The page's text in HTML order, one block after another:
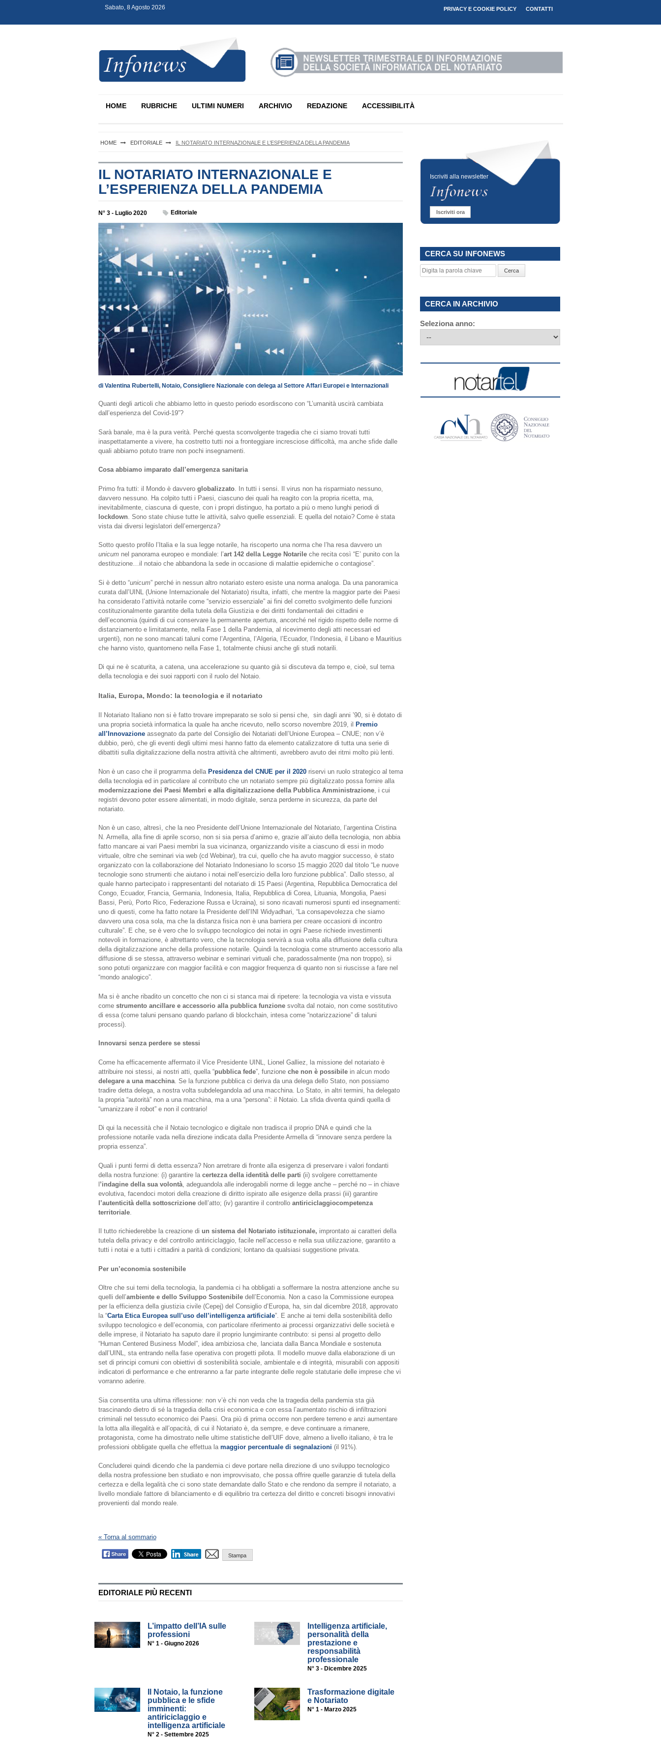
PRIVACY E COOKIE POLICY CONTATTI
Sabato, 8 Agosto 2026
HOME RUBRICHE ULTIMI NUMERI ARCHIVIO REDAZIONE ACCESSIBILITÀ
HOME EDITORIALE IL NOTARIATO INTERNAZIONALE E L’ESPERIENZA DELLA PANDEMIA
IL NOTARIATO INTERNAZIONALE E
L’ESPERIENZA DELLA PANDEMIA
N° 3 - Luglio 2020 Editoriale
di Valentina Rubertelli, Notaio, Consigliere Nazionale con delega al Settore Affari Europei e Internazionali
Quanti degli articoli che abbiamo letto in questo periodo esordiscono con “L’umanità uscirà cambiata
dall’esperienza del Covid-19”?
Sarà banale, ma è la pura verità. Perché questa sconvolgente tragedia che ci siamo trovati tutti
inaspettatamente a vivere, ha costretto tutti noi a fronteggiare incresciose difficoltà, ma anche sfide dalle
quali abbiamo potuto trarre non pochi insegnamenti.
Cosa abbiamo imparato dall’emergenza sanitaria
Primo fra tutti: il Mondo è davvero globalizzato. In tutti i sensi. Il virus non ha risparmiato nessuno,
davvero nessuno. Ha colpito tutti i Paesi, ciascuno dei quali ha reagito con la propria ricetta, ma,
inevitabilmente, ciascuna di queste, con i propri distinguo, ha portato a più o meno lunghi periodi di
lockdown . Sono state chiuse tutte le attività, salvo quelle essenziali. E quella del notaio? Come è stata
vista dai diversi legislatori dell’emergenza?
Sotto questo profilo l’Italia e la sua legge notarile, ha riscoperto una norma che l’ha resa davvero un
unicumnel panorama europeo e mondiale: l’art 142 della Legge Notarileche recita così “E’ punito con la
destituzione…il notaio che abbandona la sede in occasione di malattie epidemiche o contagiose”.
Si è detto “unicum” perché in nessun altro notariato estero esiste una norma analoga. Da una panoramica
curata dall’UINL (Unione Internazionale del Notariato) risulta, infatti, che mentre la maggior parte dei Paesi
ha considerato l’attività notarile come “servizio essenziale” ai fini del corretto svolgimento delle funzioni
costituzionalmente garantite della tutela della Giustizia e dei diritti fondamentali dei cittadini e
dell’economia (quindi di cui conservare la permanente apertura, ancorché nel rigido rispetto delle norme di
distanziamento e limitatamente, nella Fase 1 della Pandemia, al ricevimento degli atti necessari ed
urgenti), non ne sono mancati taluni come l’Argentina, l’Algeria, l’Ecuador, l’Indonesia, il Libano e Mauritius
che hanno visto, quantomeno nella Fase 1, totalmente chiusi anche gli studi notarili.
Di qui ne è scaturita, a catena, una accelerazione su quanto già si discuteva da tempo e, cioè, sul tema
della tecnologia e dei suoi rapporti con il ruolo del Notaio.
Italia, Europa, Mondo: la tecnologia e il notariato
Il Notariato Italiano non si è fatto trovare impreparato se solo si pensi che, sin dagli anni ’90, si è dotato di
una propria società informatica la quale ha anche ricevuto, nello scorso novembre 2019, il
Premio
all’Innovazioneassegnato da parte del Consiglio dei Notariati dell’Unione Europea – CNUE; non v’è
dubbio, però, che gli eventi degli ultimi mesi hanno fatto da elemento catalizzatore di tutta una serie di
dibattiti sulla digitalizzazione della nostra attività che altrimenti, avrebbero avuto dei ritmi molto più lenti.
Non è un caso che il programma della Presidenza del CNUE per il 2020 riservi un ruolo strategico al tema
della tecnologia ed in particolare al contributo che un notariato sempre più digitalizzato possa fornire alla
modernizzazione dei Paesi Membri e alla digitalizzazione della Pubblica Amministrazione, i cui
registri devono poter essere alimentati, in modo digitale, senza perderne in sicurezza, da parte del
notariato.
Non è un caso, altresì, che la neo Presidente dell’Unione Internazionale del Notariato, l’argentina Cristina
N. Armella, alla fine di aprile scorso, non si sia persa d’animo e, grazie all’aiuto della tecnologia, non abbia
fatto mancare ai vari Paesi membri la sua vicinanza, organizzando visite a ciascuno di essi in modo
virtuale, oltre che seminari via web (cd Webinar), tra cui, quello che ha avuto maggior successo, è stato
organizzato con la collaborazione del Notariato Indonesiano lo scorso 15 maggio 2020 dal titolo “Le nuove
tecnologie sono strumenti che aiutano i notai nell’esercizio della loro funzione pubblica”. Dallo stesso, al
quale hanno partecipato i rappresentanti del notariato di 15 Paesi (Argentina, Repubblica Democratica del
Congo, Ecuador, Francia, Germania, Indonesia, Italia, Repubblica di Corea, Lituania, Mongolia, Paesi
Bassi, Perù, Porto Rico, Federazione Russa e Ucraina), si sono ricavati numerosi spunti ed insegnamenti:
uno di questi, come ha fatto notare la Presidente dell’INI Widyadhari, “La consapevolezza che siamo
davvero una cosa sola, ma che la distanza fisica non è una barriera per creare occasioni di incontro
culturale”. E che, se è vero che lo sviluppo tecnologico dei notai in ogni Paese richiede investimenti
notevoli in formazione, è altrettanto vero, che la tecnologia servirà a sua volta alla diffusione della cultura
della digitalizzazione anche della professione notarile. Quindi la tecnologia come strumento accessorio alla
diffusione di se stessa, attraverso webinar e seminari virtuali che, paradossalmente (ma non troppo), si
sono potuti organizzare con maggior facilità e con maggior frequenza di quanto non si riuscisse a fare nel
“mondo analogico”.
Ma si è anche ribadito un concetto che non ci si stanca mai di ripetere: la tecnologia va vista e vissuta
come strumento ancillare e accessorio alla pubblica funzionesvolta dal notaio, non come sostitutivo
di essa (come taluni pensano quando parlano di blockchain, intesa come “notarizzazione” di taluni
processi).
Innovarsi senza perdere se stessi
Come ha efficacemente affermato il Vice Presidente UINL, Lionel Galliez, la missione del notariato è
attribuire noi stessi, ai nostri atti, quella “pubblica fede”, funzione che non è possibilein alcun modo
delegare a una macchina. Se la funzione pubblica ci deriva da una delega dello Stato, non possiamo
tradire detta delega, a nostra volta subdelegandola ad una macchina. Lo Stato, in altri termini, ha delegato
la propria “autorità” non a una macchina, ma a una “persona”: il Notaio. La sfida diventa quindi quella di
“umanizzare il robot” e non il contrario!
Di qui la necessità che il Notaio tecnologico e digitale non tradisca il proprio DNA e quindi che la
professione notarile vada nella direzione indicata dalla Presidente Armella di “innovare senza perdere la
propria essenza”.
Quali i punti fermi di detta essenza? Non arretrare di fronte alla esigenza di preservare i valori fondanti
della nostra funzione: (i) garantire la certezza della identità delle parti (ii) svolgere correttamente
’indagine della sua volontà, adeguandola alle inderogabili norme di legge anche – perché no – in chiave
evolutiva, facendoci motori della creazione di diritto ispirato alle esigenze della prassi (iii) garantire
l’autenticità della sottoscrizionedell’atto; (iv) garantire il controllo antiriciclaggiocompetenza
territoriale.
Il tutto richiederebbe la creazione di un sistema del Notariato istituzionale, improntato ai caratteri della
tutela della privacy e del controllo antiriciclaggio, facile nell’accesso e nella sua utilizzazione, garantito a
tutti i notai e a tutti i cittadini a parità di condizioni; lontano da qualsiasi suggestione privata.
Per un’economia sostenibile
Oltre che sui temi della tecnologia, la pandemia ci ha obbligati a soffermare la nostra attenzione anche su
quelli dell’ambiente e dello Sviluppo Sostenibiledell’Economia. Non a caso la Commissione europea
per la efficienza della giustizia civile (Cepej) del Consiglio d’Europa, ha, sin dal dicembre 2018, approvato
la “Carta Etica Europea sull’uso dell’intelligenza artificiale”. E anche ai temi della sostenibilità dello
sviluppo tecnologico e dell’economia, con particolare riferimento ai processi organizzativi delle società e
delle imprese, il Notariato ha saputo dare il proprio lungimirante contributo: si pensi al progetto dello
“Human Centered Business Model”, idea ambiziosa che, lanciata dalla Banca Mondiale e sostenuta
dall’UINL, sta entrando nella fase operativa con progetti pilota. Il modello muove dalla elaborazione di un
set di principi comuni con obiettivi di sostenibilità sociale, ambientale e di integrità, misurabili con appositi
indicatori di performance e che entreranno a far parte integrante delle regole statutarie delle imprese che vi
vorranno aderire.
Sia consentita una ultima riflessione: non v’è chi non veda che la tragedia della pandemia sta già
trascinando dietro di sé la tragedia della crisi economica e con essa l’aumentato rischio di infiltrazioni
criminali nel tessuto economico dei Paesi. Ora più di prima occorre non perdere terreno e anzi aumentare
la lotta alla illegalità e all’opacità, di cui il Notariato è, da sempre, e deve continuare a rimanere,
protagonista, come ha dimostrato nelle ultime statistiche dell’UIF dove, almeno a livello italiano, è tra le
professioni obbligate quella che effettua la maggior percentuale di segnalazioni (il 91%).
Concluderei quindi dicendo che la pandemia ci deve portare nella direzione di uno sviluppo tecnologico
della nostra professione ben studiato e non improvvisato, che possa offrire quelle garanzie di tutela della
certezza e della legalità che ci sono state demandate dallo Stato e che rendono da sempre il notariato, a
livello mondiale fattore di bilanciamento e di equilibrio tra certezza del diritto e concreti bisogni innovativi
provenienti dal mondo reale.
« Torna al sommario
Stampa
EDITORIALE PIÙ RECENTI
L’impatto dell’IA sulle
professioni
N° 1 - Giugno 2026
Intelligenza artificiale,
personalità della
prestazione e
responsabilità
professionale
N° 3 - Dicembre 2025
Il Notaio, la funzione
pubblica e le sfide
imminenti:
antiriciclaggio e
intelligenza artificiale
N° 2 - Settembre 2025
Trasformazione digitale
e Notariato
N° 1 - Marzo 2025
Iscriviti alla newsletter
Iscriviti ora
CERCA SU INFONEWS
Cerca
CERCA IN ARCHIVIO
Seleziona anno: